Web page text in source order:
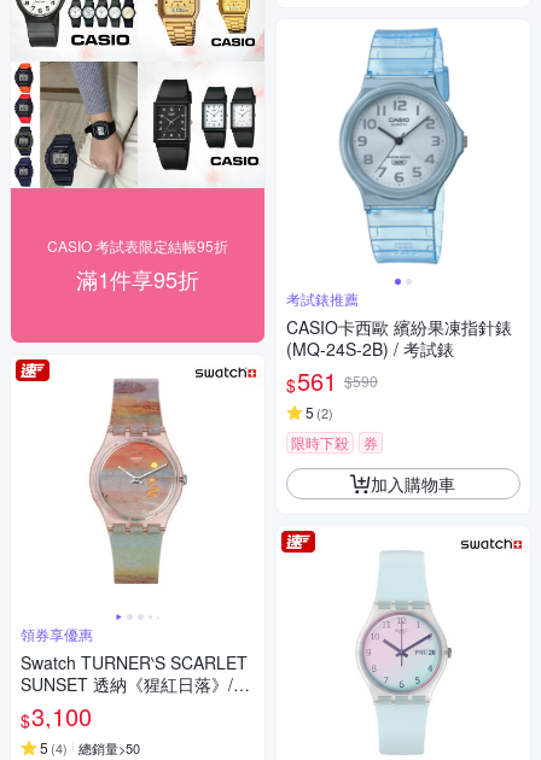
CASIO 考試表限定結帳95折
滿1件享95折
領券享優惠
Swatch TURNER‵S SCARLET
SUNSET 透納《猩紅日落》/泰
德美術館聯名 SO28Z700 (34m
m)
$3,100
5 (4) 總銷量>50
考試錶推薦
CASIO卡西歐 繽紛果凍指針錶
(MQ-24S-2B) / 考試錶
$561 $590
5 (2)
限時下殺 券
加入購物車